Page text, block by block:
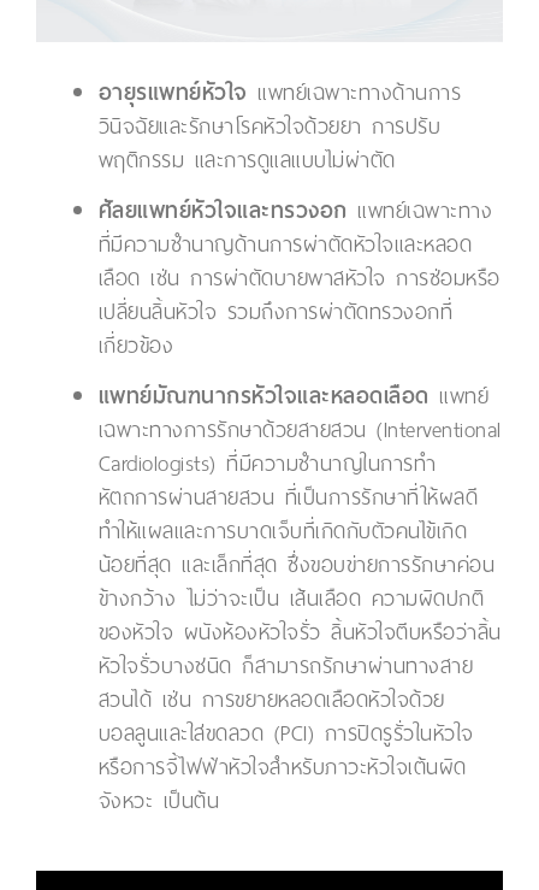
อายุรแพทย์หัวใจ แพทย์เฉพาะทางด้านการ
วินิจฉัยและรักษาโรคหัวใจด้วยยา การปรับ
พฤติกรรม และการดูแลแบบไม่ผ่าตัด
ศัลยแพทย์หัวใจและทรวงอก แพทย์เฉพาะทาง
ที่มีความชำนาญด้านการผ่าตัดหัวใจและหลอด
เลือด เช่น การผ่าตัดบายพาสหัวใจ การซ่อมหรือ
เปลี่ยนลิ้นหัวใจ รวมถึงการผ่าตัดทรวงอกที่
เกี่ยวข้อง
แพทย์มัณฑนากรหัวใจและหลอดเลือด แพทย์
เฉพาะทางการรักษาด้วยสายสวน (Interventional
Cardiologists) ที่มีความชำนาญในการทำ
หัตถการผ่านสายสวน ที่เป็นการรักษาที่ให้ผลดี
ทำให้แผลและการบาดเจ็บที่เกิดกับตัวคนไข้เกิด
น้อยที่สุด และเล็กที่สุด ซึ่งขอบข่ายการรักษาค่อน
ข้างกว้าง ไม่ว่าจะเป็น เส้นเลือด ความผิดปกติ
ของหัวใจ ผนังห้องหัวใจรั่ว ลิ้นหัวใจตีบหรือว่าลิ้น
หัวใจรั่วบางชนิด ก็สามารถรักษาผ่านทางสาย
สวนได้ เช่น การขยายหลอดเลือดหัวใจด้วย
บอลลูนและใส่ขดลวด (PCI) การปิดรูรั่วในหัวใจ
หรือการจี้ไฟฟ้าหัวใจสำหรับภาวะหัวใจเต้นผิด
จังหวะ เป็นต้น